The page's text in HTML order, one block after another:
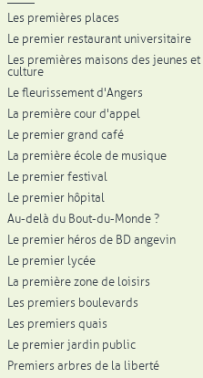
Les premières places
Le premier restaurant universitaire
Les premières maisons des jeunes
culture
Le fleurissement d'Angers
La première cour d'appel
Le premier grand café
La première école de musique
Le premier festival
Le premier hôpital
Au-delà du Bout-du-Monde ?
Le premier héros de BD angevin
Le premier lycée
La première zone de loisirs
Les premiers boulevards
Les premiers quais
Le premier jardin public
Premiers arbres de la liberté